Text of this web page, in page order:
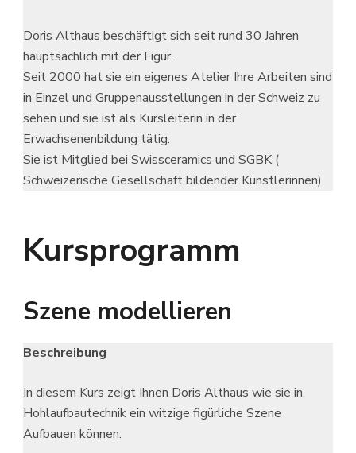
Doris Althaus beschäftigt sich seit rund 30 Jahren
hauptsächlich mit der Figur.
Seit 2000 hat sie ein eigenes Atelier Ihre Arbeiten sind
in Einzel und Gruppenausstellungen in der Schweiz zu
sehen und sie ist als Kursleiterin in der
Erwachsenenbildung tätig.
Sie ist Mitglied bei Swissceramics und SGBK (
Schweizerische Gesellschaft bildender Künstlerinnen)
Kursprogramm
Szene modellieren
Beschreibung
In diesem Kurs zeigt Ihnen Doris Althaus wie sie in
Hohlaufbautechnik ein witzige figürliche Szene
Aufbauen können.